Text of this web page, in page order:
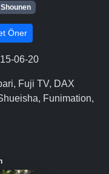
Shounen
Öner
06-20
Fuji TV, DAX
Funimation,